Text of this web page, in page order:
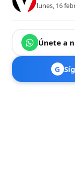
lunes, 16
Únete a
G